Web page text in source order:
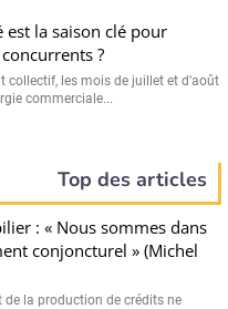
est la saison clé pour
?
collectif, les mois de juillet et d’août
commerciale...
Top des articles
: « Nous sommes dans
conjoncturel » (Michel
de la production de crédits ne